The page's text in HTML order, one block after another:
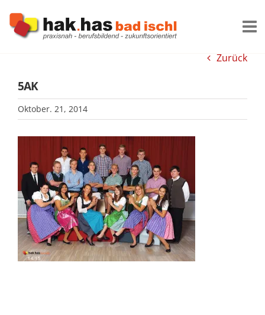
Inhalt
springen
Zurück
5AK
Oktober. 21, 2014